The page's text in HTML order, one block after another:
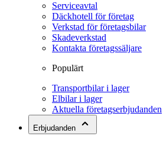
Serviceavtal
Däckhotell för företag
Verkstad för företagsbilar
Skadeverkstad
Kontakta företagssäljare
Populärt
Transportbilar i lager
Elbilar i lager
Aktuella företagserbjudanden
Erbjudanden